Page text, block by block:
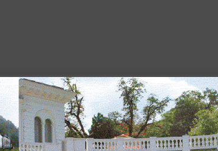
Суд назначил пожизненный
срок военнослужащему за
госизмену в зоне СВО